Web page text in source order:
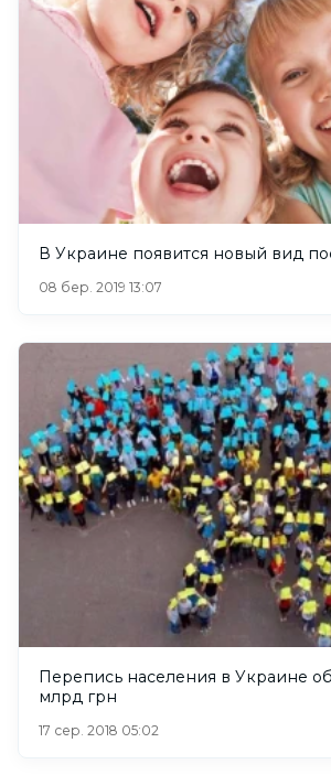
В Украине появится новый вид
08 бер. 2019 13:07
Перепись населения в Украине
млрд грн
17 сер. 2018 05:02